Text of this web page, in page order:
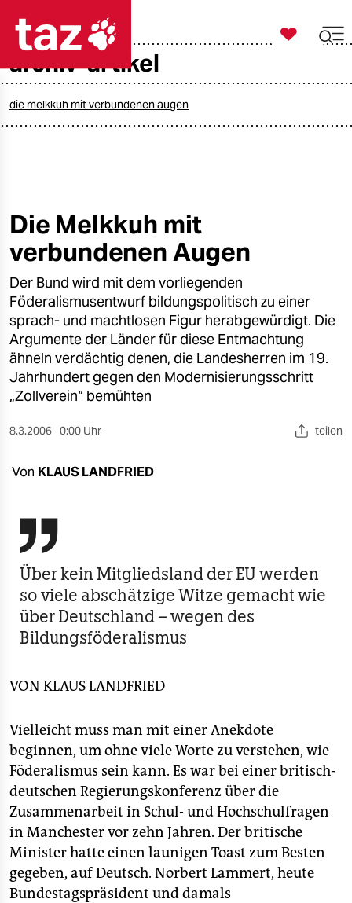
taz zahl ich
öko
gesellschaft
kultur
sport
berlin
nord
wahrheit
veranstaltungen
shop
fragen & hilfe
unterstützen
abo
genossenschaft

taz zahl ich
archiv-artikel
die melkkuh mit verbundenen augen
Die Melkkuh mit
verbundenen Augen
Der Bund wird mit dem vorliegenden
Föderalismusentwurf bildungspolitisch zu einer
sprach- und machtlosen Figur herabgewürdigt. Die
Argumente der Länder für diese Entmachtung
ähneln verdächtig denen, die Landesherren im 19.
Jahrhundert gegen den Modernisierungsschritt
„Zollverein“ bemühten
8.3.2006 0:00 Uhr teilen
Von KLAUS LANDFRIED

Über kein Mitgliedsland der EU werden
so viele abschätzige Witze gemacht wie
über Deutschland – wegen des
Bildungsföderalismus
VON KLAUS LANDFRIED
Vielleicht muss man mit einer Anekdote
beginnen, um ohne viele Worte zu verstehen, wie
Föderalismus sein kann. Es war bei einer britisch-
deutschen Regierungskonferenz über die
Zusammenarbeit in Schul- und Hochschulfragen
in Manchester vor zehn Jahren. Der britische
Minister hatte einen launigen Toast zum Besten
gegeben, auf Deutsch. Norbert Lammert, heute
Bundestagspräsident und damals